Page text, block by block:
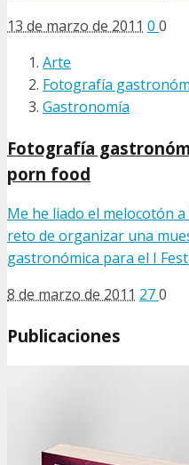
13 de marzo de 2011 0 0
Arte
Fotografía
Gastronomía
Fotografía
porn food
Me he liado el melocotón
reto de organizar una
gastronómica para el I
8 de marzo de 2011 270
Publicaciones